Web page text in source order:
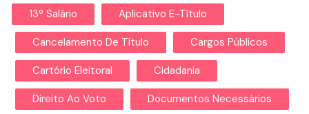
13º Salário Aplicativo E-Título
Cancelamento De Título Cargos Públicos
Cartório Eleitoral Cidadania
Direito Ao Voto Documentos Necessários